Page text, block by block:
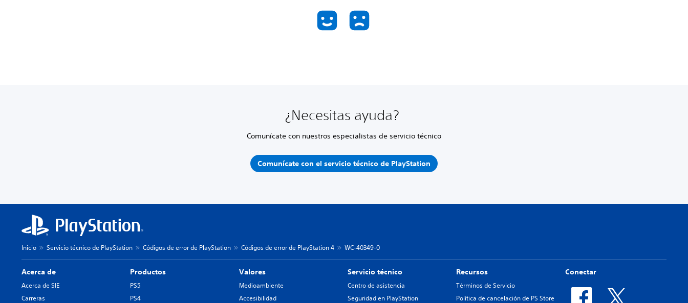
¿Necesitas ayuda?
Comunícate con nuestros especialistas de servicio técnico
Comunícate con el servicio técnico de PlayStation
Inicio Servicio técnico de PlayStation Códigos de error de PlayStation Códigos de error de PlayStation 4 WC-40349-0
Acerca de
Acerca de SIE
Carreras
Productos
PS5
PS4
Valores
Medioambiente
Accesibilidad
Servicio técnico
Centro de asistencia
Seguridad en PlayStation
Recursos
Términos de Servicio
Política de cancelación de PS Store
Conectar